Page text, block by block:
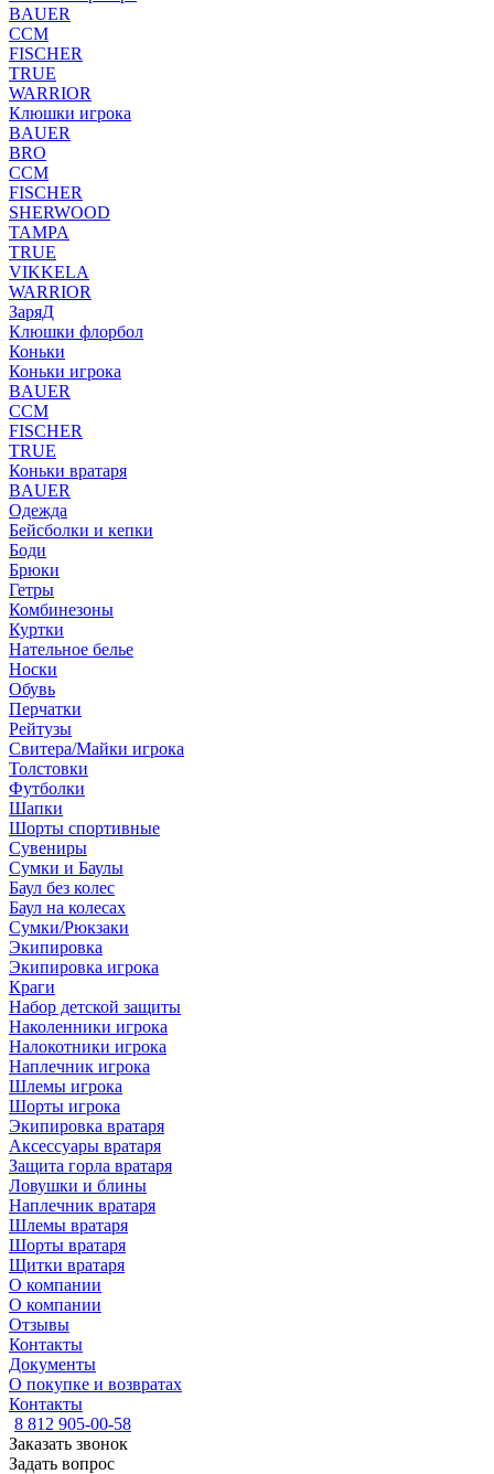
BAUER
CCM
FISCHER
TRUE
WARRIOR
Клюшки игрока
BAUER
BRO
CCM
FISCHER
SHERWOOD
TAMPA
TRUE
VIKKELA
WARRIOR
ЗаряД
Клюшки флорбол
Коньки
Коньки игрока
BAUER
CCM
FISCHER
TRUE
Коньки вратаря
BAUER
Одежда
Бейсболки и кепки
Боди
Брюки
Гетры
Комбинезоны
Куртки
Нательное белье
Носки
Обувь
Перчатки
Рейтузы
Свитера/Майки игрока
Толстовки
Футболки
Шапки
Шорты спортивные
Сувениры
Сумки и Баулы
Баул без колес
Баул на колесах
Сумки/Рюкзаки
Экипировка
Экипировка игрока
Краги
Набор детской защиты
Наколенники игрока
Налокотники игрока
Наплечник игрока
Шлемы игрока
Шорты игрока
Экипировка вратаря
Аксессуары вратаря
Защита горла вратаря
Ловушки и блины
Наплечник вратаря
Шлемы вратаря
Шорты вратаря
Щитки вратаря
О компании
О компании
Отзывы
Контакты
Документы
О покупке и возвратах
Контакты
8 812 905-00-58
Заказать звонок
Задать вопрос